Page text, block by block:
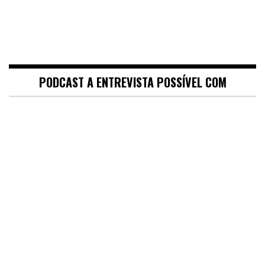
PODCAST A ENTREVISTA POSSÍVEL COM